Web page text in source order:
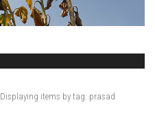
Displaying items by tag: prasad